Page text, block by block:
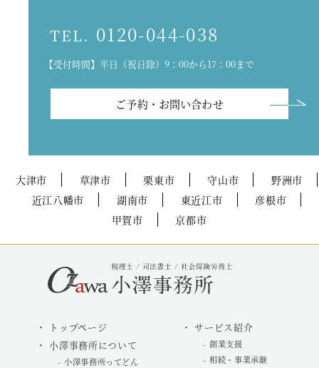
TEL. 0120-044-038
【受付時間】平日（祝日除）9：00から17：00まで
ご予約・お問い合わせ
大津市 草津市 栗東市 守山市
野洲市
近江八幡市
湖南市 東近江市
彦根市
甲賀市
京都市
トップページ
小澤事務所について
小澤事務所ってどん
サービス紹介
創業支援
相続・事業承継